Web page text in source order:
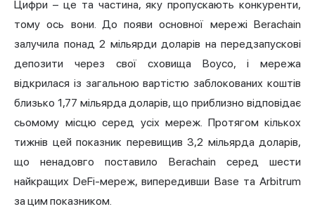
Цифри – це та частина, яку пропускають конкуренти,
тому ось вони. До появи основної мережі Berachain
залучила понад 2 мільярди доларів на передзапускові
депозити через свої сховища Boyco, і мережа
відкрилася із загальною вартістю заблокованих коштів
близько 1,77 мільярда доларів, що приблизно відповідає
сьомому місцю серед усіх мереж. Протягом кількох
тижнів цей показник перевищив 3,2 мільярда доларів,
що ненадовго поставило Berachain серед шести
найкращих DeFi-мереж, випередивши Base та Arbitrum
за цим показником.